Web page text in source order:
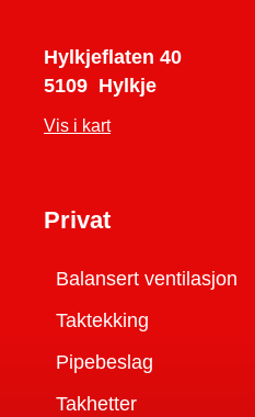
KM Ventilasjon AS
Hylkjeflaten 40
5109 Hylkje
Vis i kart
Privat
Balansert ventilasjon
Taktekking
Pipebeslag
Takhetter